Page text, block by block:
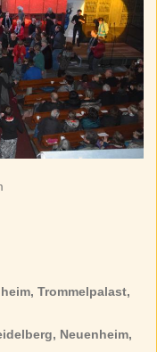
Trommelpalast,
Neuenheim,